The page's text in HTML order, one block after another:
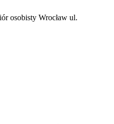
osobisty Wrocław ul.